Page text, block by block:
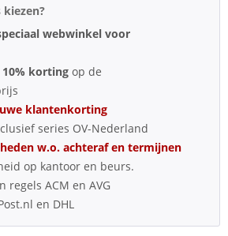
webwinkel voor
10% korting op de
klantenkorting
series OV-Nederland
w.o. achteraf en termijnen
op kantoor en beurs.
regels ACM en AVG
en DHL